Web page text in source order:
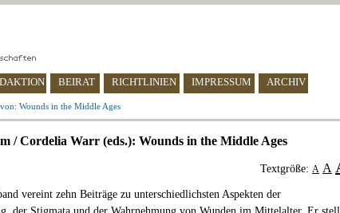
BEIRAT RICHTLINIEN IMPRESSUM ARCHIV
Wounds in the Middle Ages
/ Cordelia Warr (eds.): Wounds in the Middle Ages
Textgröße: A A
vereint zehn Beiträge zu unterschiedlichsten Aspekten der